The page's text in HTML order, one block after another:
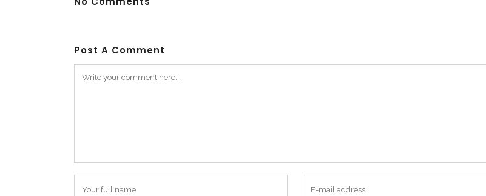
Post A Comment